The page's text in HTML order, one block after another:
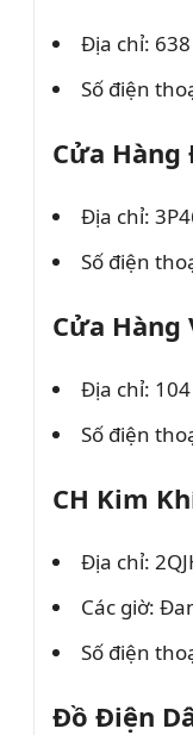
Địa chỉ:
Số điện
Cửa Hàng
Địa chỉ:
Số điện
Cửa
Địa chỉ:
Số điện
CH Kim
Địa chỉ:
Các giờ:
Số điện
Đồ Điện